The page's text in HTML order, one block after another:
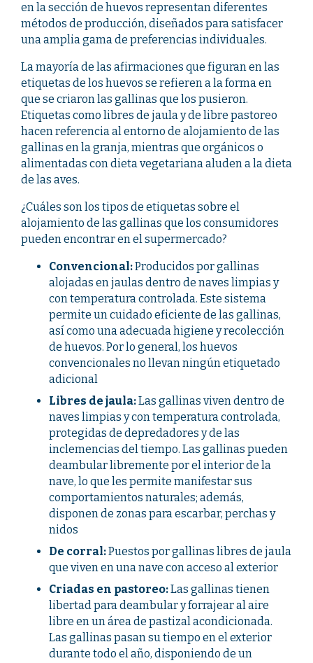
en la sección de huevos representan diferentes
métodos de producción, diseñados para satisfacer
una amplia gama de preferencias individuales.
La mayoría de las afirmaciones que figuran en las
etiquetas de los huevos se refieren a la forma en
que se criaron las gallinas que los pusieron.
Etiquetas como libres de jaula y de libre pastoreo
hacen referencia al entorno de alojamiento de las
gallinas en la granja, mientras que orgánicos o
alimentadas con dieta vegetariana aluden a la dieta
de las aves.
¿Cuáles son los tipos de etiquetas sobre el
alojamiento de las gallinas que los consumidores
pueden encontrar en el supermercado?
Convencional:Producidos por gallinas
alojadas en jaulas dentro de naves limpias y
con temperatura controlada. Este sistema
permite un cuidado eficiente de las gallinas,
así como una adecuada higiene y recolección
de huevos. Por lo general, los huevos
convencionales no llevan ningún etiquetado
adicional
Libres de jaula:Las gallinas viven dentro de
naves limpias y con temperatura controlada,
protegidas de depredadores y de las
inclemencias del tiempo. Las gallinas pueden
deambular libremente por el interior de la
nave, lo que les permite manifestar sus
comportamientos naturales; además,
disponen de zonas para escarbar, perchas y
nidos
De corral:Puestos por gallinas libres de jaula
que viven en una nave con acceso al exterior
Criadas en pastoreo:Las gallinas tienen
libertad para deambular y forrajear al aire
libre en un área de pastizal acondicionada.
Las gallinas pasan su tiempo en el exterior
durante todo el año, disponiendo de un